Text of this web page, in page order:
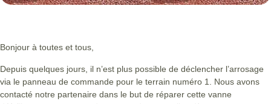
Bonjour à toutes et tous,
Depuis quelques jours, il n’est plus possible de déclencher l’arrosage
via le panneau de commande pour le terrain numéro 1. Nous avons
contacté notre partenaire dans le but de réparer cette vanne